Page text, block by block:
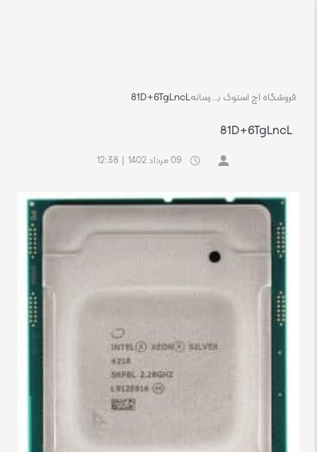
فروشگاه اچ استوک بازار انلاین تجهیزات کامپیوتر استوکرسانه81D+6TgLncL
81D+6TgLncL
09 مرداد 1402 12:38